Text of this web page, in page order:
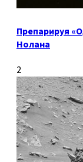
Препарируя
Нолана
2